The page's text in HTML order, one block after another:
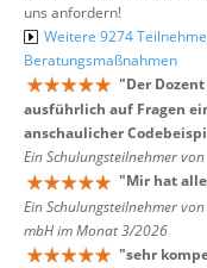
uns anfordern!
Weitere 9274
Beratungsmaßnahmen
"Der
ausführlich auf Fragen
anschaulicher
Ein Schulungsteilnehmer
"Mir hat
Ein Schulungsteilnehmer
mbH im Monat 3/2026
"sehr